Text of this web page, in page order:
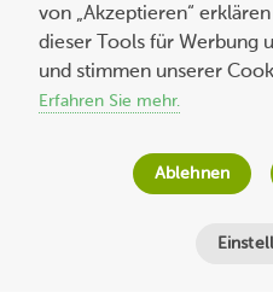
Tipps für
Webseite
von „Akzeptieren“
dieser Tools für Werbung
und stimmen unserer
Erfahren Sie mehr.
Ablehnen